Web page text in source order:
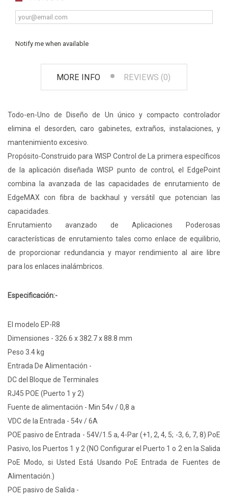
Notify me when available
MORE INFO REVIEWS (0)
Todo-en-Uno de Diseño de Un único y compacto controlador
elimina el desorden, caro gabinetes, extraños, instalaciones, y
mantenimiento excesivo.
Propósito-Construido para WISP Control de La primera específicos
de la aplicación diseñada WISP punto de control, el EdgePoint
combina la avanzada de las capacidades de enrutamiento de
EdgeMAX con fibra de backhaul y versátil que potencian las
capacidades.
Enrutamiento avanzado de Aplicaciones Poderosas
características de enrutamiento tales como enlace de equilibrio,
de proporcionar redundancia y mayor rendimiento al aire libre
para los enlaces inalámbricos.
Especificación:-
El modelo EP-R8
Dimensiones - 326.6 x 382.7 x 88.8 mm
Peso 3.4 kg
Entrada De Alimentación -
DC del Bloque de Terminales
RJ45 POE (Puerto 1 y 2)
Fuente de alimentación - Min 54v / 0,8 a
VDC de la Entrada - 54v / 6A
POE pasivo de Entrada - 54V/1.5 a, 4-Par (+1, 2, 4, 5; -3, 6, 7, 8) PoE
Pasivo, los Puertos 1 y 2 (NO Configurar el Puerto 1 o 2 en la Salida
PoE Modo, si Usted Está Usando PoE Entrada de Fuentes de
Alimentación.)
POE pasivo de Salida -